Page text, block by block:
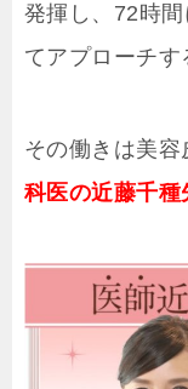
発揮し、72時
てアプローチす
その働きは美容
科医の近藤千種